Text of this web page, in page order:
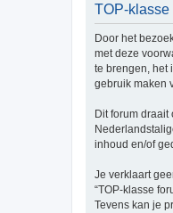
TOP-klasse
Door het
met deze
te brengen, het
gebruik maken
Dit forum
inhoud en/of
Je verklaart
“TOP-klasse
Tevens kan je